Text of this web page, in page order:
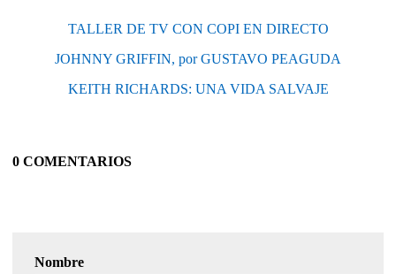
TALLER DE TV CON COPI EN DIRECTO
JOHNNY GRIFFIN, por GUSTAVO PEAGUDA
KEITH RICHARDS: UNA VIDA SALVAJE
0 COMENTARIOS
Nombre